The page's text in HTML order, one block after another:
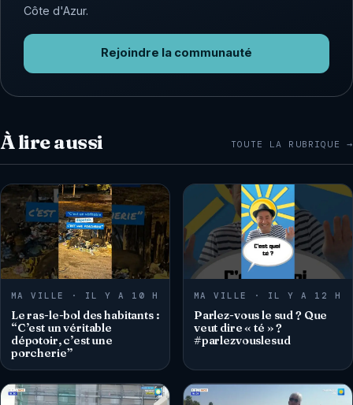
Côte d'Azur.
Rejoindre la communauté
À lire aussi TOUTE LA RUBRIQUE →
MA VILLE · IL Y A 10 H
Le ras-le-bol des habitants :
“C’est un véritable
dépotoir, c’est une
porcherie”
MA VILLE · IL Y A 12 H
Parlez-vous le sud ? Que
veut dire « té » ?
#parlezvouslesud